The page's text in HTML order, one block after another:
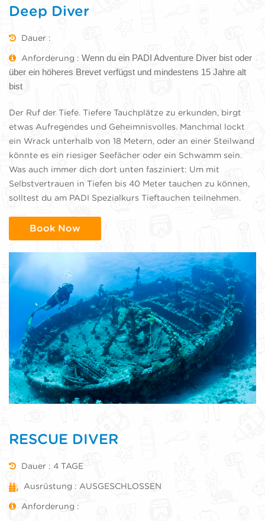
Deep Diver
Dauer :
Anforderung : Wenn du ein PADI Adventure Diver bist oder
über ein höheres Brevet verfügst und mindestens 15 Jahre alt
bist
Der Ruf der Tiefe. Tiefere Tauchplätze zu erkunden, birgt
etwas Aufregendes und Geheimnisvolles. Manchmal lockt
ein Wrack unterhalb von 18 Metern, oder an einer Steilwand
könnte es ein riesiger Seefächer oder ein Schwamm sein.
Was auch immer dich dort unten fasziniert: Um mit
Selbstvertrauen in Tiefen bis 40 Meter tauchen zu können,
solltest du am PADI Spezialkurs Tieftauchen teilnehmen.
Book Now
RESCUE DIVER
Dauer : 4 TAGE
Ausrüstung : AUSGESCHLOSSEN
Anforderung :